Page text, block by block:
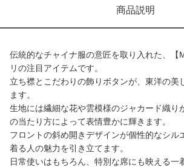
商品説明
伝統的なチャイナ服の意匠を取り入れた、【
リの注目アイテムです。
立ち襟とこだわりの飾りボタンが、東洋の美
ます。
生地には繊細な花や雲模様のジャカード織り
の当たり方によって表情豊かに輝きます。
フロントの斜め開きデザインが個性的なシル
着る人の魅力を引き立てます。
日常使いはもちろん、特別な席にも映える一